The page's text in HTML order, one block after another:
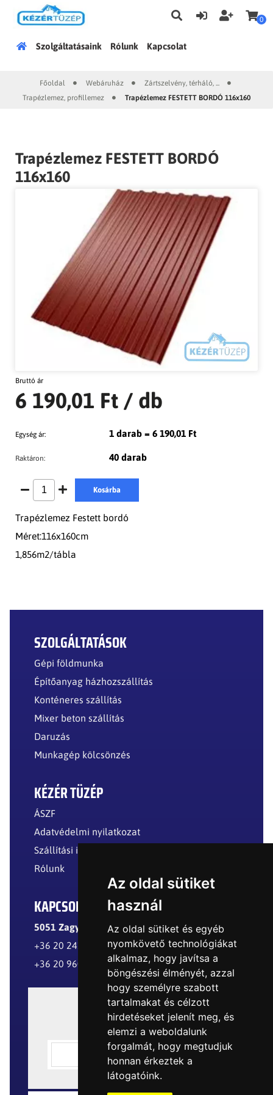
Az oldal sütiket
használ
Az oldal sütiket és egyéb
nyomkövető technológiákat
alkalmaz, hogy javítsa a
böngészési élményét, azzal
hogy személyre szabott
tartalmakat és célzott
hirdetéseket jelenít meg, és
elemzi a weboldalunk
forgalmát, hogy megtudjuk
honnan érkeztek a
látogatóink.
0
FőoldalSzolgáltatásaink Rólunk Kapcsolat
Főoldal Webáruház Zártszelvény, térháló, ...
Trapézlemez, profillemez Trapézlemez FESTETT BORDÓ 116x160
Trapézlemez FESTETT BORDÓ
116x160
Bruttó ár
6 190,01 Ft / db
Egység ár: 1 darab = 6 190,01 Ft
Raktáron: 40 darab
Kosárba
Trapézlemez Festett bordó
Méret:116x160cm
1,856m2/tábla
SZOLGÁLTATÁSOK
Gépi földmunka
Építőanyag házhozszállítás
Konténeres szállítás
Mixer beton szállítás
Daruzás
Munkagép kölcsönzés
KÉZÉR TÜZÉP
ÁSZF
Adatvédelmi nyilatkozat
Szállítási információk
Rólunk
KAPCSOLAT
5051 Zagyvarékas, Külterület
+36 20 241 8299
+36 20 960 8977